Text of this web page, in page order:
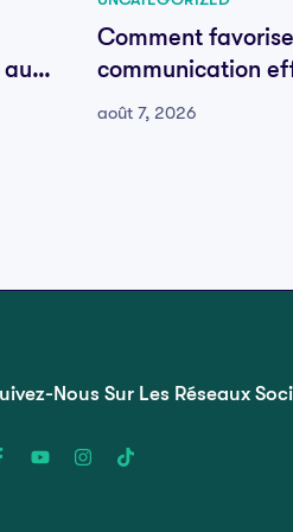
Comment
communication
sein de votre
août 7, 2026
Nous Sur Les Réseaux